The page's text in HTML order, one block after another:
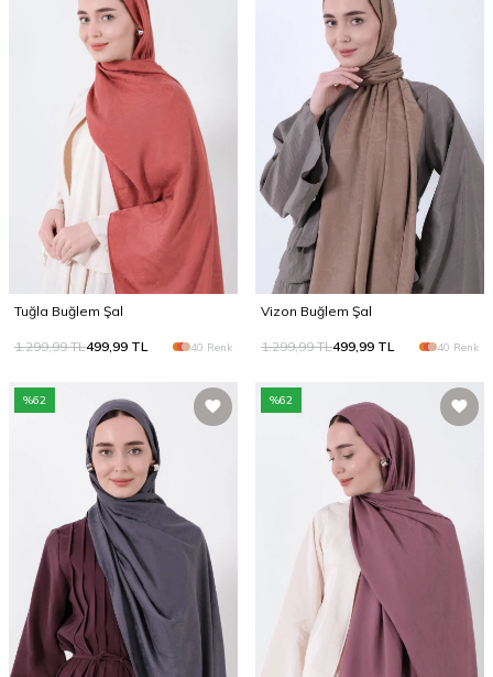
Tuğla Buğlem Şal
1.299,99TL499,99 TL 40 Renk
Vizon Buğlem Şal
1.299,99TL499,99 TL 40 Renk
%62 %62